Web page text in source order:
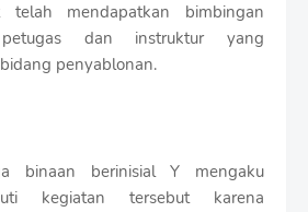
telah mendapatkan bimbingan
dan instruktur yang
penyablonan.
binaan berinisial Y mengaku
kegiatan tersebut karena